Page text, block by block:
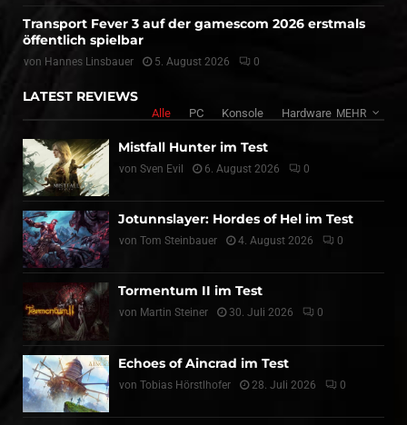
Transport Fever 3 auf der gamescom 2026 erstmals
öffentlich spielbar
von Hannes Linsbauer 5. August 2026 0
LATEST REVIEWS
Alle PC Konsole Hardware MEHR
Mistfall Hunter im Test
von Sven Evil 6. August 2026 0
Jotunnslayer: Hordes of Hel im Test
von Tom Steinbauer 4. August 2026 0
Tormentum II im Test
von Martin Steiner 30. Juli 2026 0
Echoes of Aincrad im Test
von Tobias Hörstlhofer 28. Juli 2026 0